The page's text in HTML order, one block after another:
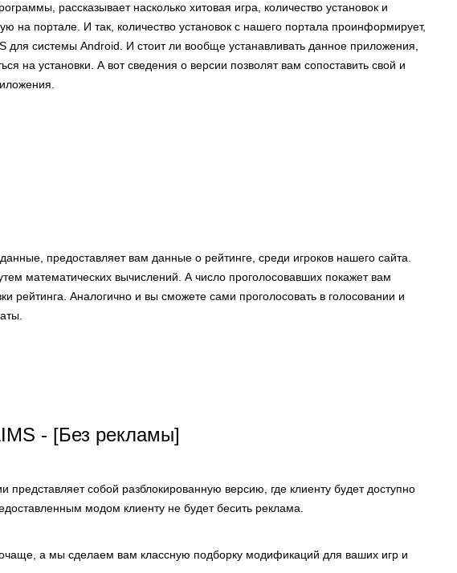
рассказывает насколько хитовая игра, количество установок и
на портале. И так, количество установок с нашего портала проинформирует,
для системы Android. И стоит ли вообще устанавливать данное приложения,
на установки. А вот сведения о версии позволят вам сопоставить свой и
предоставляет вам данные о рейтинге, среди игроков нашего сайта.
математических вычислений. А число проголосовавших покажет вам
рейтинга. Аналогично и вы сможете сами проголосовать в голосовании и
- [Без рекламы]
собой разблокированную версию, где клиенту будет доступно
модом клиенту не будет бесить реклама.
а мы сделаем вам классную подборку модификаций для ваших игр и